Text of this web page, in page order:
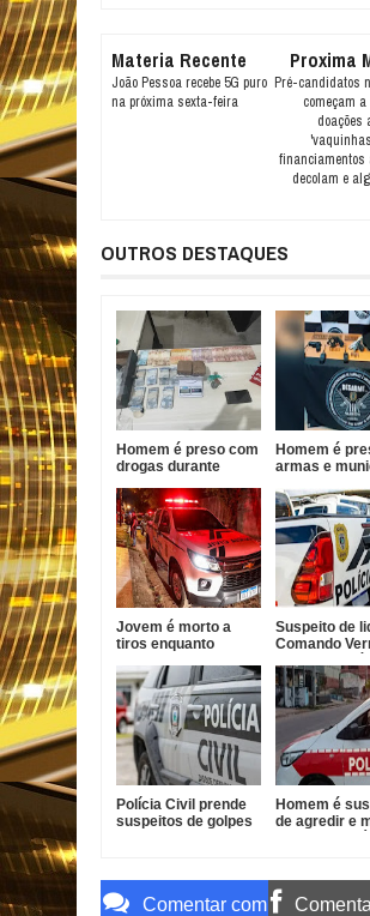
Materia Recente
João Pessoa recebe 5G puro
na próxima sexta-feira
Proxima
Pré-candidatos
começam
doações
financiamentos
decolam e
OUTROS DESTAQUES
Homem é preso com
drogas durante
Santa Helena
Homem é
armas e
no Conde
Jovem é morto a
tiros enquanto
João Pessoa
Suspeito de
Comando
Polícia Civil prende
suspeitos de golpes
Homem é
de agredir e
Comentar com